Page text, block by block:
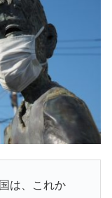
は、これか